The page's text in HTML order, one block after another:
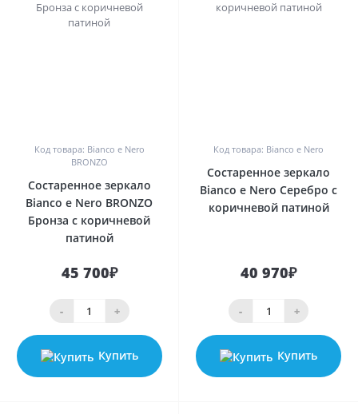
Код товара: Bianco e Nero
BRONZO
Состаренное зеркало
Bianco e Nero BRONZO
Бронза с коричневой
патиной
45 700₽
- +
Купить
Код товара: Bianco e Nero
Состаренное зеркало
Bianco e Nero Серебро с
коричневой патиной
40 970₽
- +
Купить